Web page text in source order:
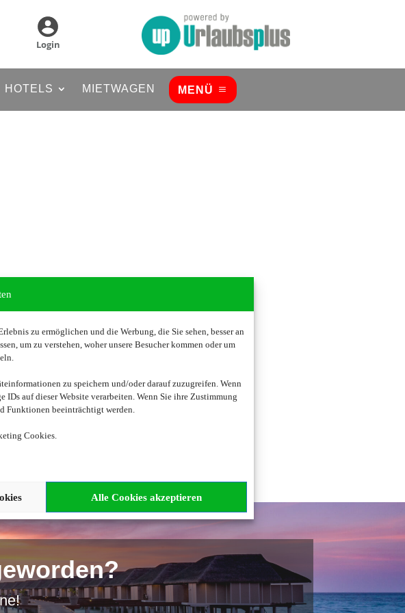
zu ermöglichen und die Werbung, die Sie sehen, besser an
um zu verstehen, woher unsere Besucher kommen oder um
zu speichern und/oder darauf zuzugreifen. Wenn
auf dieser Website verarbeiten. Wenn Sie ihre Zustimmung
Funktionen beeinträchtigt werden.
Cookies.
Alle Cookies akzeptieren
Login
HOTELS MIETWAGEN MENÜ
ggf. personenbezogene Daten verarbeitet.